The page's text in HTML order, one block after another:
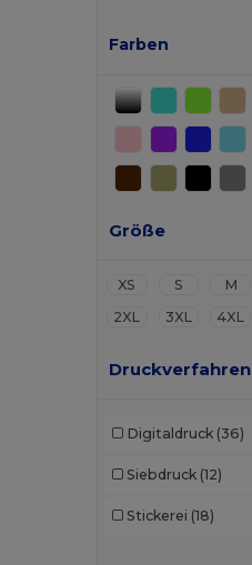
Farben
Größe
XS S M
2XL
3XL 4XL
Druckverfahren
Digitaldruck (36)
Siebdruck (12)
Stickerei (18)